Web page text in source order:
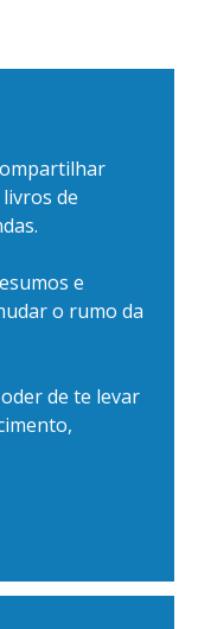
de
e
o rumo da
de te levar